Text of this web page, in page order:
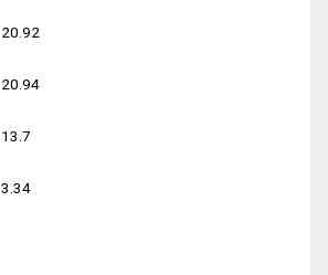
20.92
20.94
13.7
3.34